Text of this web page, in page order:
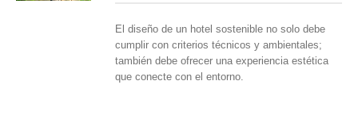
El diseño de un hotel sostenible no solo debe
cumplir con criterios técnicos y ambientales;
también debe ofrecer una experiencia estética
que conecte con el entorno.